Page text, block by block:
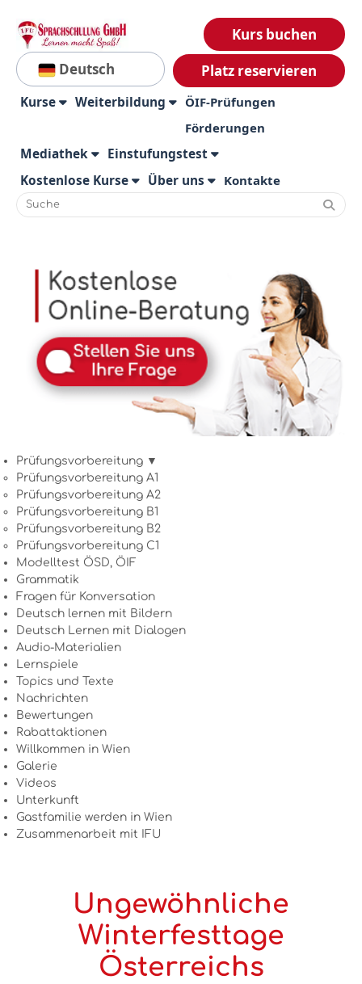
Deutsch
Kurs buchen
Platz reservieren
Kurse Weiterbildung
ÖIF-Prüfungen
Förderungen
Mediathek
Einstufungstest
Kostenlose Kurse
Über uns Kontakte
Prüfungsvorbereitung ▼
Prüfungsvorbereitung A1
Prüfungsvorbereitung A2
Prüfungsvorbereitung B1
Prüfungsvorbereitung B2
Prüfungsvorbereitung C1
Modelltest ÖSD, ÖIF
Grammatik
Fragen für Konversation
Deutsch lernen mit Bildern
Deutsch Lernen mit Dialogen
Audio-Materialien
Lernspiele
Topics und Texte
Nachrichten
Bewertungen
Rabattaktionen
Willkommen in Wien
Galerie
Videos
Unterkunft
Gastfamilie werden in Wien
Zusammenarbeit mit IFU
Ungewöhnliche
Winterfesttage
Österreichs